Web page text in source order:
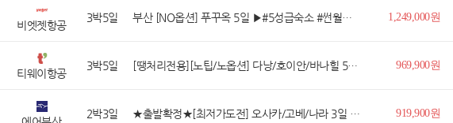
비엣젯항공
3박5일 부산 [NO옵션] 푸꾸옥 5일 ▶#5성급숙소 #썬월드케이블카 #빈펄사파리 #키스오브더씨 #마사지90분 #야시장2회 1,249,000원
티웨이항공
3박5일 [땡처리전용][노팁/노옵션] 다낭/호이안/바나힐 5일 (가성비5성호텔/마사지/한강유람선) 969,900원
2박3일 ★출발확정★[최저가도전] 오사카/고베/나라 3일 (1일자유+시내호텔연박) 919,900원